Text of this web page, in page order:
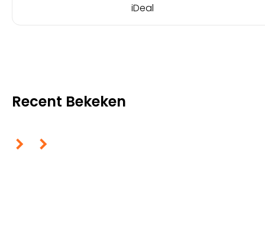
iDeal
Recent Bekeken